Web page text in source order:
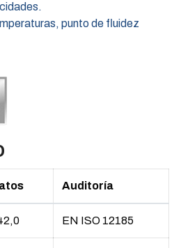
punto de fluidez
Auditoría
EN ISO 12185